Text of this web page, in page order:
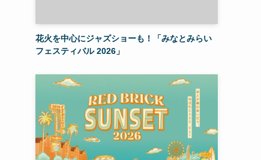
花火を中心にジャズショーも！「みなとみらい
フェスティバル 2026」